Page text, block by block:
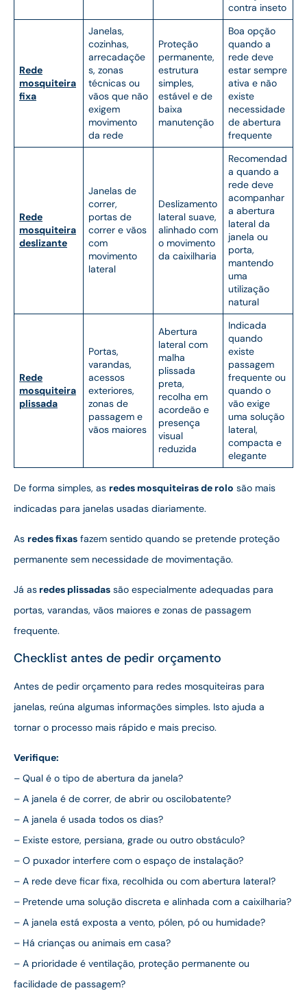
contra inseto
Rede
mosquiteira
fixa
Janelas,
cozinhas,
arrecadaçõe
s, zonas
técnicas ou
vãos que não
exigem
movimento
da rede
Proteção
permanente,
estrutura
simples,
estável e de
baixa
manutenção
Boa opção
quando a
rede deve
estar sempre
ativa e não
existe
necessidade
de abertura
frequente
Rede
mosquiteira
deslizante
Janelas de
correr,
portas de
correr e vãos
com
movimento
lateral
Deslizamento
lateral suave,
alinhado com
o movimento
da caixilharia
Recomendad
a quando a
rede deve
acompanhar
a abertura
lateral da
janela ou
porta,
mantendo
uma
utilização
natural
Rede
mosquiteira
plissada
Portas,
varandas,
acessos
exteriores,
zonas de
passagem e
vãos maiores
Abertura
lateral com
malha
plissada
preta,
recolha em
acordeão e
presença
visual
reduzida
Indicada
quando
existe
passagem
frequente ou
quando o
vão exige
uma solução
lateral,
compacta e
elegante
De forma simples, as redes mosquiteiras de rolo são mais
indicadas para janelas usadas diariamente.
As redes fixas fazem sentido quando se pretende proteção
permanente sem necessidade de movimentação.
Já as redes plissadas são especialmente adequadas para
portas, varandas, vãos maiores e zonas de passagem
frequente.
Checklist antes de pedir orçamento
Antes de pedir orçamento para redes mosquiteiras para
janelas, reúna algumas informações simples. Isto ajuda a
tornar o processo mais rápido e mais preciso.
Verifique:
– Qual é o tipo de abertura da janela?
– A janela é de correr, de abrir ou oscilobatente?
– A janela é usada todos os dias?
– Existe estore, persiana, grade ou outro obstáculo?
– O puxador interfere com o espaço de instalação?
– A rede deve ficar fixa, recolhida ou com abertura lateral?
– Pretende uma solução discreta e alinhada com a caixilharia?
– A janela está exposta a vento, pólen, pó ou humidade?
– Há crianças ou animais em casa?
– A prioridade é ventilação, proteção permanente ou
facilidade de passagem?